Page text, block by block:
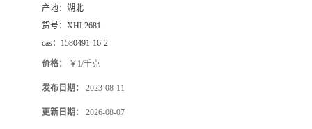
产地： 湖北
货号： XHL2681
cas： 1580491-16-2
价格： ￥1/千克
发布日期： 2023-08-11
更新日期： 2026-08-07